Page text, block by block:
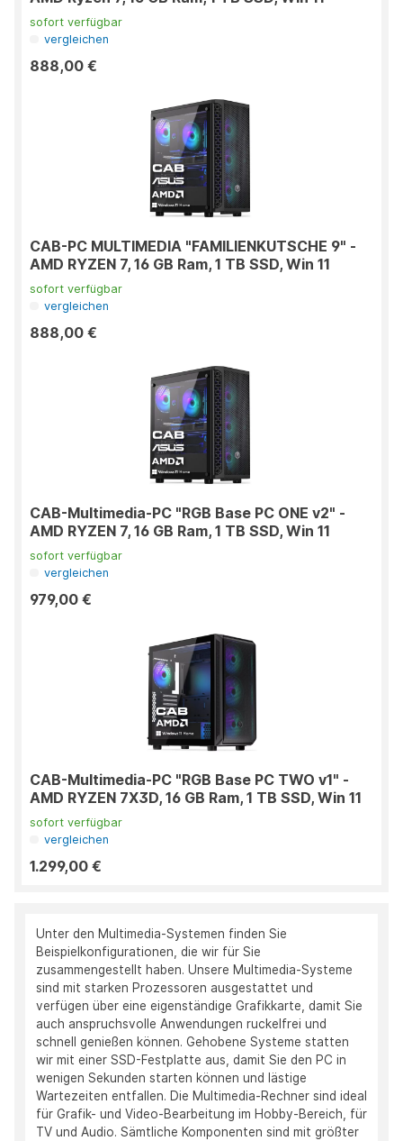
sofort verfügbar
vergleichen
888,00 €
CAB-PC MULTIMEDIA "FAMILIENKUTSCHE 9" -
AMD RYZEN 7, 16 GB Ram, 1 TB SSD, Win 11
sofort verfügbar
vergleichen
888,00 €
CAB-Multimedia-PC "RGB Base PC ONE v2" -
AMD RYZEN 7, 16 GB Ram, 1 TB SSD, Win 11
sofort verfügbar
vergleichen
979,00 €
CAB-Multimedia-PC "RGB Base PC TWO v1" -
AMD RYZEN 7X3D, 16 GB Ram, 1 TB SSD, Win 11
sofort verfügbar
vergleichen
1.299,00 €
Unter den Multimedia-Systemen finden Sie
Beispielkonfigurationen, die wir für Sie
zusammengestellt haben. Unsere Multimedia-Systeme
sind mit starken Prozessoren ausgestattet und
verfügen über eine eigenständige Grafikkarte, damit Sie
auch anspruchsvolle Anwendungen ruckelfrei und
schnell genießen können. Gehobene Systeme statten
wir mit einer SSD-Festplatte aus, damit Sie den PC in
wenigen Sekunden starten können und lästige
Wartezeiten entfallen. Die Multimedia-Rechner sind ideal
für Grafik- und Video-Bearbeitung im Hobby-Bereich, für
TV und Audio. Sämtliche Komponenten sind mit größter